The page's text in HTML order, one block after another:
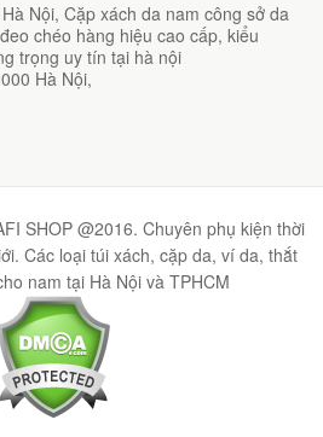
Nội, Cặp xách da nam công sở da
chéo hàng hiệu cao cấp, kiểu
trọng uy tín tại hà nội
Hà Nội,
SHOP @2016. Chuyên phụ kiện thời
Các loại túi xách, cặp da, ví da, thắt
nam tại Hà Nội và TPHCM